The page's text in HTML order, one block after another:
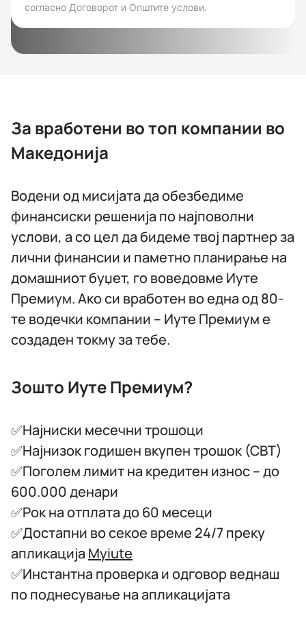
согласно Договорот и Општите услови.
За вработени во топ компании во
Македонија
Водени од мисијата да обезбедиме
финансиски решенија по најповолни
услови, а со цел да бидеме твој партнер за
лични финансии и паметно планирање на
домашниот буџет, го воведовме Иуте
Премиум. Ако си вработен во една од 80-
те водечки компании – Иуте Премиум е
создаден токму за тебе.
Зошто Иуте Премиум?
✅Најниски месечни трошоци
✅Најнизок годишен вкупен трошок (СВТ)
✅Поголем лимит на кредитен износ – до
600.000 денари
✅Рок на отплата до 60 месеци
✅Достапни во секое време 24/7 преку
апликација Myiute
✅Инстантна проверка и одговор веднаш
по поднесување на апликацијата